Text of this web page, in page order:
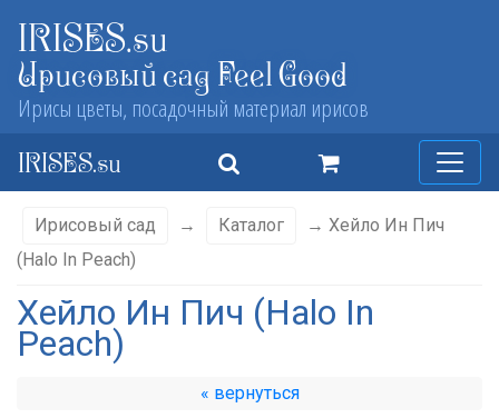
IRISES.su
Ирисовый сад Feel Good
Ирисы цветы, посадочный материал ирисов
IRISES.su
Ирисовый сад → Каталог
→ Хейло Ин Пич
(Halo In Peach)
Хейло Ин Пич (Halo In
Peach)
« вернуться